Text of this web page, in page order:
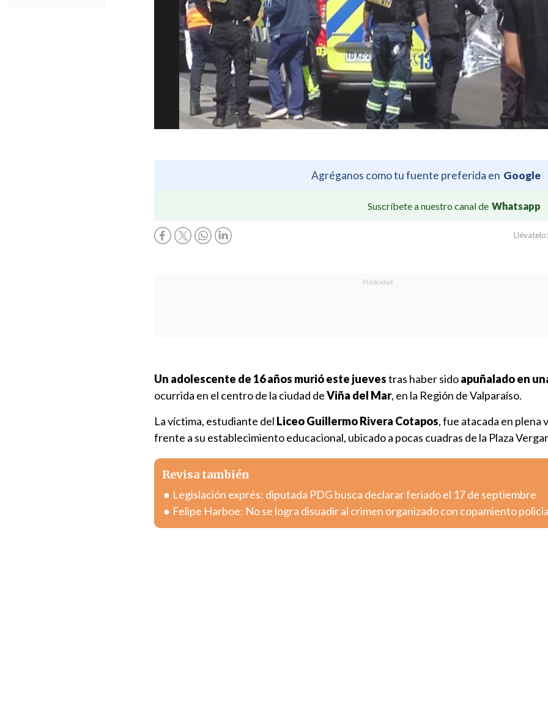
Agréganos como tu fuente preferida en Google
Suscríbete a nuestro canal de Whatsapp
Llévatelo:
Un adolescente de 16 años murió este juevestras haber sidoapuñalado en
ocurrida en el centro de la ciudad deViña del Mar, en la Región de Valparaíso.
La víctima, estudiante del Liceo Guillermo Rivera Cotapos, fue atacada en plena
frente a su establecimiento educacional, ubicado a pocas cuadras de la Plaza
Revisa también
Legislación exprés: diputada PDG busca declarar feriado el 17 de septiembre
Felipe Harboe: No se logra disuadir al crimen organizado con copamiento